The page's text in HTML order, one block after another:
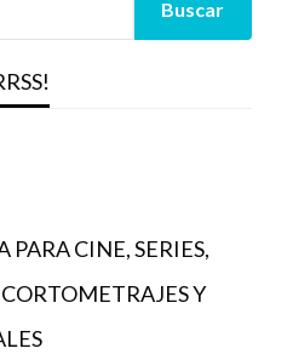
PARA CINE, SERIES,
Y